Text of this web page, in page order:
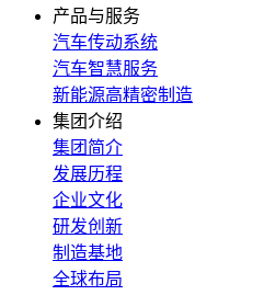
产品与服务
汽车传动系统
汽车智慧服务
新能源高精密制造
集团介绍
集团简介
发展历程
企业文化
研发创新
制造基地
全球布局